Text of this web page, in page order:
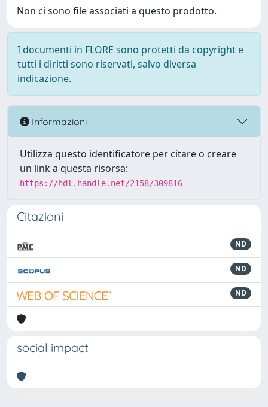
Non ci sono file associati a questo prodotto.
I documenti in FLORE sono protetti da copyright e
tutti i diritti sono riservati, salvo diversa
indicazione.
Informazioni
Utilizza questo identificatore per citare o creare
un link a questa risorsa:
https://hdl.handle.net/2158/309816
Citazioni
ND
ND
ND
social impact